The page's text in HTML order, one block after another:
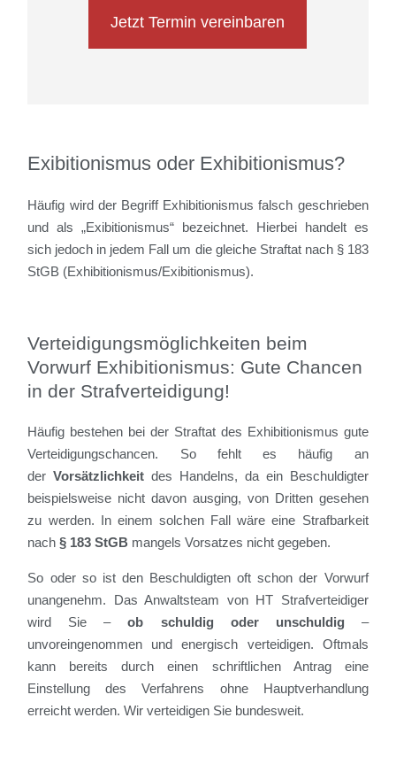
Jetzt Termin vereinbaren
Exibitionismus oder Exhibitionismus?
Häufig wird der Begriff Exhibitionismus falsch geschrieben
und als „Exibitionismus“ bezeichnet. Hierbei handelt es
sich jedoch in jedem Fall um die gleiche Straftat nach § 183
StGB (Exhibitionismus/Exibitionismus).
Verteidigungsmöglichkeiten beim
Vorwurf Exhibitionismus: Gute Chancen
in der Strafverteidigung!
Häufig bestehen bei der Straftat des Exhibitionismus gute
Verteidigungschancen. So fehlt es häufig an
derVorsätzlichkeit des Handelns, da ein Beschuldigter
beispielsweise nicht davon ausging, von Dritten gesehen
zu werden. In einem solchen Fall wäre eine Strafbarkeit
nach§ 183 StGB mangels Vorsatzes nicht gegeben.
So oder so ist den Beschuldigten oft schon der Vorwurf
unangenehm. Das Anwaltsteam von HT Strafverteidiger
wird Sie –ob schuldig oder unschuldig–
unvoreingenommen und energisch verteidigen. Oftmals
kann bereits durch einen schriftlichen Antrag eine
Einstellung des Verfahrens ohne Hauptverhandlung
erreicht werden. Wir verteidigen Sie bundesweit.